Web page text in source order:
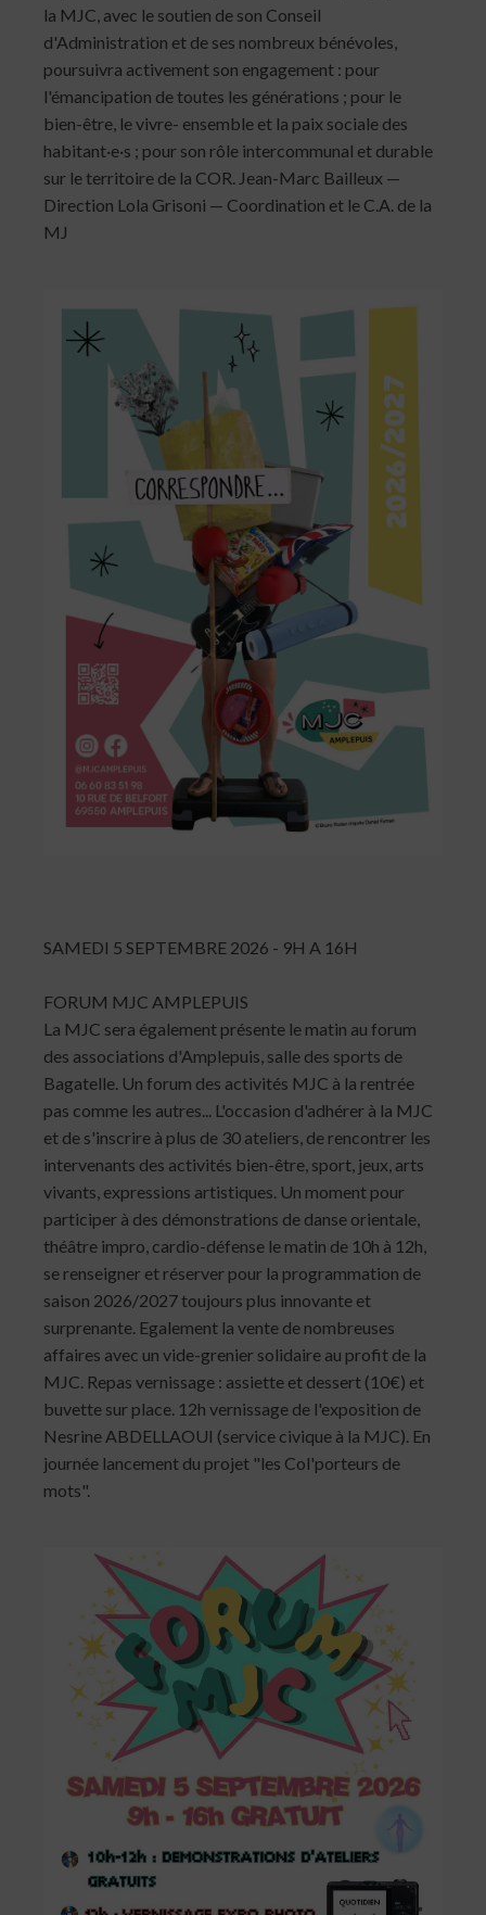
la MJC, avec le soutien de son Conseil
d'Administration et de ses nombreux bénévoles,
poursuivra activement son engagement : pour
l'émancipation de toutes les générations ; pour le
bien-être, le vivre- ensemble et la paix sociale des
habitant·e·s ; pour son rôle intercommunal et durable
sur le territoire de la COR. Jean-Marc Bailleux —
Direction Lola Grisoni — Coordination et le C.A. de la
MJ
SAMEDI 5 SEPTEMBRE 2026 - 9H A 16H
FORUM MJC AMPLEPUIS
La MJC sera également présente le matin au forum
des associations d'Amplepuis, salle des sports de
Bagatelle. Un forum des activités MJC à la rentrée
pas comme les autres... L'occasion d'adhérer à la MJC
et de s'inscrire à plus de 30 ateliers, de rencontrer les
intervenants des activités bien-être, sport, jeux, arts
vivants, expressions artistiques. Un moment pour
participer à des démonstrations de danse orientale,
théâtre impro, cardio-défense le matin de 10h à 12h,
se renseigner et réserver pour la programmation de
saison 2026/2027 toujours plus innovante et
surprenante. Egalement la vente de nombreuses
affaires avec un vide-grenier solidaire au profit de la
MJC. Repas vernissage : assiette et dessert (10€) et
buvette sur place. 12h vernissage de l'exposition de
Nesrine ABDELLAOUI (service civique à la MJC). En
journée lancement du projet "les Col'porteurs de
mots".